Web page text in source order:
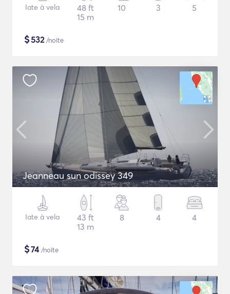
Iate à vela
48 ft
15 m
10 3 5
$532/noite
Jeanneau sun odissey 349
Iate à vela
43 ft
13 m
8 4 4
$74/noite